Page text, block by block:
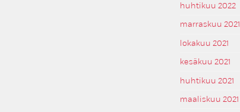
huhtikuu 2022
marraskuu 2021
lokakuu 2021
kesäkuu 2021
huhtikuu 2021
maaliskuu 2021